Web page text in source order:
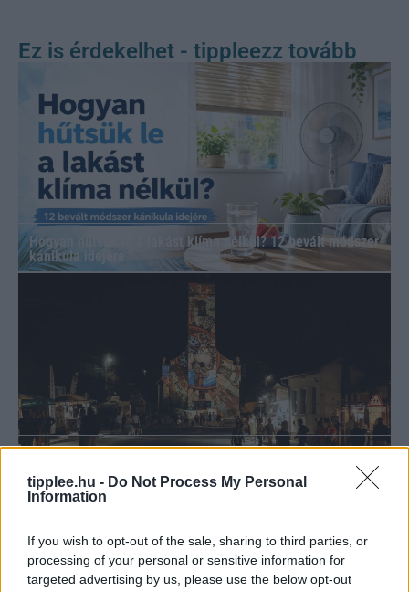
tipplee.hu - Do Not Process My Personal
Information
If you wish to opt-out of the sale, sharing to third parties, or
processing of your personal or sensitive information for
targeted advertising by us, please use the below opt-out
Ez is érdekelhet - tippleezz tovább
Hogyan hűtsük le a lakást klíma nélkül? 12 bevált módszer
kánikula idejére
Szilágyi Csilla szobra és a Vadvirágom projekt:
Völgyében